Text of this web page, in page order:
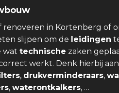
renoveren in Kortenberg of
slijpen om de leidingen
wat technische zaken
werkt. Denk hierbij aan
, drukverminderaars,
, waterontkalkers, …